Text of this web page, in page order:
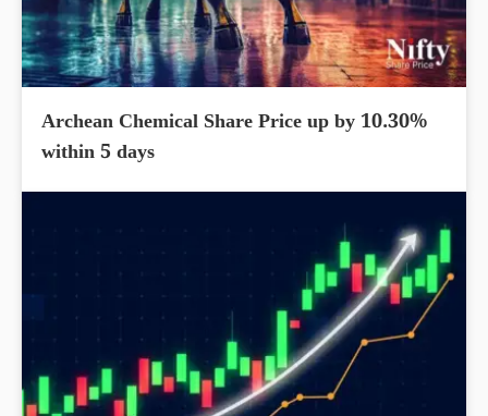
Archean Chemical Share Price up by 10.30%
within 5 days